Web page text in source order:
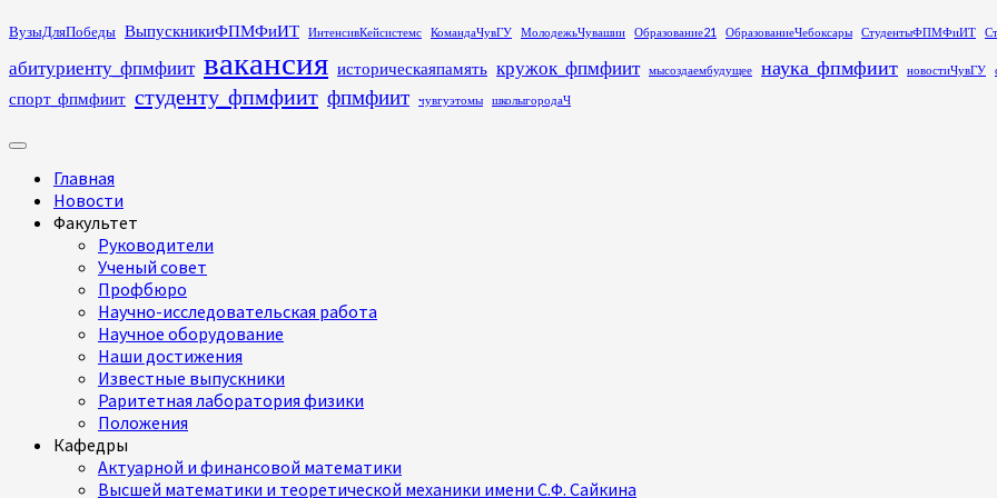
Перейти
содержимому
ВузыДляПобеды ВыпускникиФПМФиИТ ИнтенсивКейсистемс КомандаЧувГУ МолодежьЧувашии Образование21 ОбразованиеЧебоксары СтудентыФПМФиИТ
абитуриенту_фпмфиит вакансия историческаяпамять кружок_фпмфиит мысоздаембудущее наука_фпмфиит новостиЧувГУ
спорт_фпмфиит студенту_фпмфиит фпмфиит чувгуэтомы школыгородаЧ
Основное
Главная
Новости
Факультет
Руководители
Ученый совет
Профбюро
Научно-исследовательская работа
Научное оборудование
Наши достижения
Известные выпускники
Раритетная лаборатория физики
Положения
Кафедры
Актуарной и финансовой математики
Высшей математики и теоретической механики имени С.Ф. Сайкина